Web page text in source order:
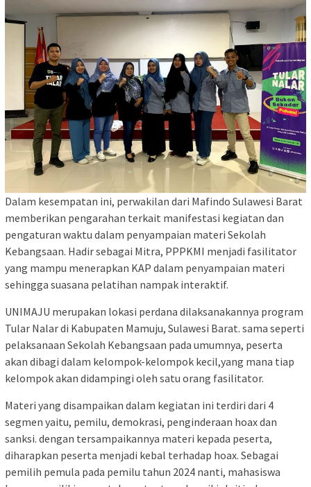
Dalam kesempatan ini, perwakilan dari Mafindo Sulawesi Barat
memberikan pengarahan terkait manifestasi kegiatan dan
pengaturan waktu dalam penyampaian materi Sekolah
Kebangsaan. Hadir sebagai Mitra, PPPKMI menjadi fasilitator
yang mampu menerapkan KAP dalam penyampaian materi
sehingga suasana pelatihan nampak interaktif.
UNIMAJU merupakan lokasi perdana dilaksanakannya program
Tular Nalar di Kabupaten Mamuju, Sulawesi Barat. sama seperti
pelaksanaan Sekolah Kebangsaan pada umumnya, peserta
akan dibagi dalam kelompok-kelompok kecil,yang mana tiap
kelompok akan didampingi oleh satu orang fasilitator.
Materi yang disampaikan dalam kegiatan ini terdiri dari 4
segmen yaitu, pemilu, demokrasi, penginderaan hoax dan
sanksi. dengan tersampaikannya materi kepada peserta,
diharapkan peserta menjadi kebal terhadap hoax. Sebagai
pemilih pemula pada pemilu tahun 2024 nanti, mahasiswa